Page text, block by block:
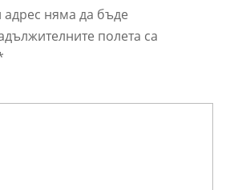
няма да бъде
полета са